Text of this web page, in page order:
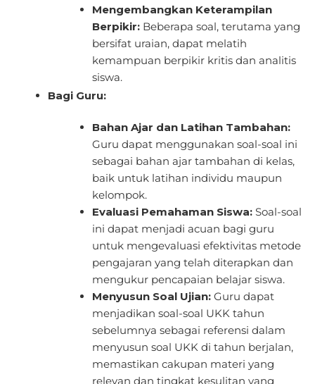
Mengembangkan Keterampilan
Berpikir:Beberapa soal, terutama yang
bersifat uraian, dapat melatih
kemampuan berpikir kritis dan analitis
siswa.
Bagi Guru:
Bahan Ajar dan Latihan Tambahan:
Guru dapat menggunakan soal-soal ini
sebagai bahan ajar tambahan di kelas,
baik untuk latihan individu maupun
kelompok.
Evaluasi Pemahaman Siswa:Soal-soal
ini dapat menjadi acuan bagi guru
untuk mengevaluasi efektivitas metode
pengajaran yang telah diterapkan dan
mengukur pencapaian belajar siswa.
Menyusun Soal Ujian:Guru dapat
menjadikan soal-soal UKK tahun
sebelumnya sebagai referensi dalam
menyusun soal UKK di tahun berjalan,
memastikan cakupan materi yang
relevan dan tingkat kesulitan yang